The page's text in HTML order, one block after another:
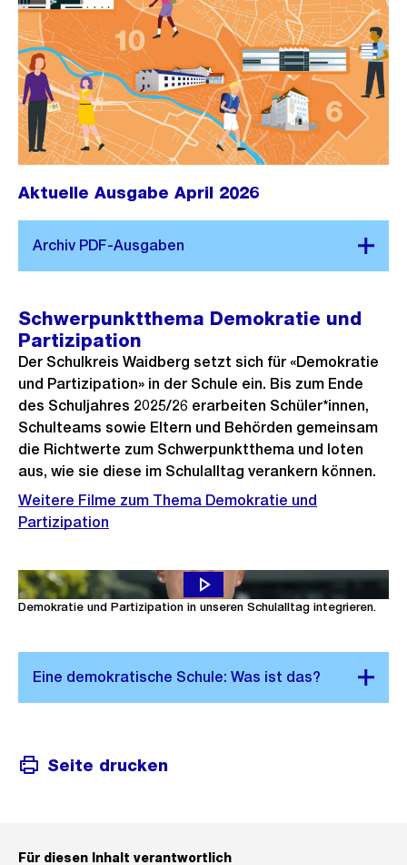
Aktuelle Ausgabe April 2026
Schwerpunktthema Demokratie und
Partizipation
Der Schulkreis Waidberg setzt sich für «Demokratie
und Partizipation» in der Schule ein. Bis zum Ende
des Schuljahres 2025/26 erarbeiten Schüler*innen,
Schulteams sowie Eltern und Behörden gemeinsam
die Richtwerte zum Schwerpunktthema und loten
aus, wie sie diese im Schulalltag verankern können.
Weitere Filme zum Thema Demokratie und
Partizipation
In diesem Video-Zusammenschnitt erfahren Sie, wie wir
Demokratie und Partizipation in unseren Schulalltag integrieren.
Seite drucken
Für diesen Inhalt verantwortlich